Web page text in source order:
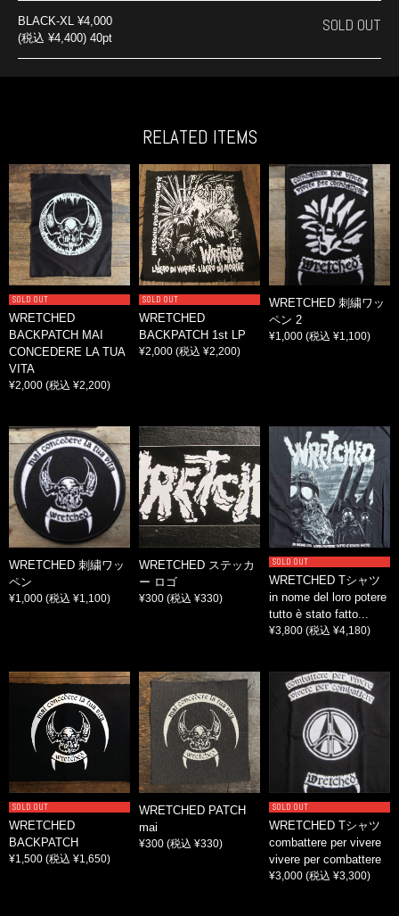
BLACK-XL ¥4,000
(税込 ¥4,400) 40pt
SOLD OUT
RELATED ITEMS
SOLD OUT
WRETCHED
BACKPATCH MAI
CONCEDERE LA TUA
VITA
¥2,000 (税込 ¥2,200)
SOLD OUT
WRETCHED
BACKPATCH 1st LP
¥2,000 (税込 ¥2,200)
WRETCHED 刺繍ワッ
ペン 2
¥1,000 (税込 ¥1,100)
WRETCHED 刺繍ワッ
ペン
¥1,000 (税込 ¥1,100)
WRETCHED ステッカ
ー ロゴ
¥300 (税込 ¥330)
SOLD OUT
WRETCHED Tシャツ
in nome del loro potere
tutto è stato fatto...
¥3,800 (税込 ¥4,180)
SOLD OUT
WRETCHED
BACKPATCH
¥1,500 (税込 ¥1,650)
WRETCHED PATCH
mai
¥300 (税込 ¥330)
SOLD OUT
WRETCHED Tシャツ
combattere per vivere
vivere per combattere
¥3,000 (税込 ¥3,300)